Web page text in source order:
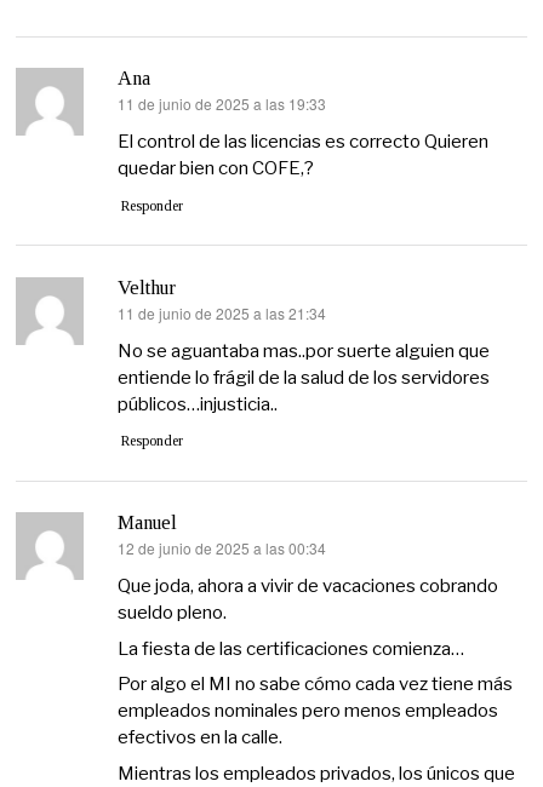
Ana
dice:
11 de junio de 2025 a las 19:33
El control de las licencias es correcto Quieren
quedar bien con COFE,?
Responder
Velthur
dice:
11 de junio de 2025 a las 21:34
No se aguantaba mas..por suerte alguien que
entiende lo frágil de la salud de los servidores
públicos…injusticia..
Responder
Manuel
dice:
12 de junio de 2025 a las 00:34
Que joda, ahora a vivir de vacaciones cobrando
sueldo pleno.
La fiesta de las certificaciones comienza…
Por algo el MI no sabe cómo cada vez tiene más
empleados nominales pero menos empleados
efectivos en la calle.
Mientras los empleados privados, los únicos que